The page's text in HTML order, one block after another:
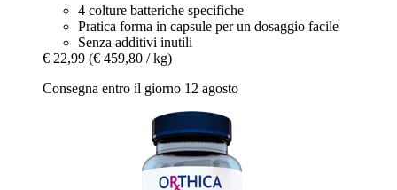
4 colture batteriche specifiche
Pratica forma in capsule per un dosaggio facile
Senza additivi inutili
€ 22,99 (€ 459,80 / kg)
Consegna entro il giorno 12 agosto